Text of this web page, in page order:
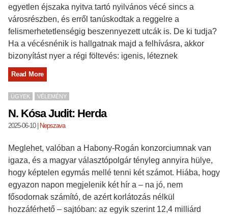
egyetlen éjszaka nyitva tartó nyilvános vécé sincs a
városrészben, és erről tanúskodtak a reggelre a
felismerhetetlenségig beszennyezett utcák is. De ki tudja?
Ha a vécésnénik is hallgatnak majd a felhívásra, akkor
bizonyítást nyer a régi föltevés: igenis, léteznek
Read More
ÜGYEK VÉLEMÉNY
N. Kósa Judit: Herda
2025-06-10| Nepszava
Meglehet, valóban a Habony-Rogán konzorciumnak van
igaza, és a magyar választópolgár tényleg annyira hülye,
hogy képtelen egymás mellé tenni két számot. Hiába, hogy
egyazon napon megjelenik két hír a – na jó, nem
fősodornak számító, de azért korlátozás nélkül
hozzáférhető – sajtóban: az egyik szerint 12,4 milliárd